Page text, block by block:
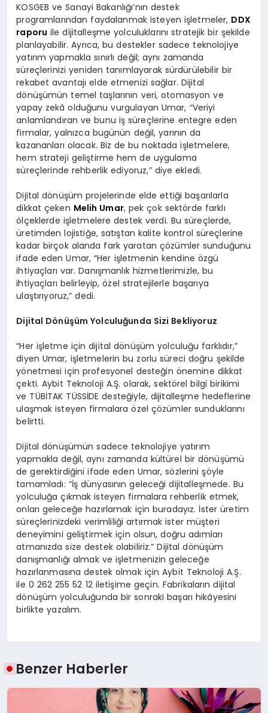
KOSGEB ve Sanayi Bakanlığı’nın destek
programlarından faydalanmak isteyen işletmeler, DDX
raporu ile dijitalleşme yolculuklarını stratejik bir şekilde
planlayabilir. Ayrıca, bu destekler sadece teknolojiye
yatırım yapmakla sınırlı değil; aynı zamanda
süreçlerinizi yeniden tanımlayarak sürdürülebilir bir
rekabet avantajı elde etmenizi sağlar. Dijital
dönüşümün temel taşlarının veri, otomasyon ve
yapay zekâ olduğunu vurgulayan Umar, “Veriyi
anlamlandıran ve bunu iş süreçlerine entegre eden
firmalar, yalnızca bugünün değil, yarının da
kazananları olacak. Biz de bu noktada işletmelere,
hem strateji geliştirme hem de uygulama
süreçlerinde rehberlik ediyoruz,” diye ekledi.
Dijital dönüşüm projelerinde elde ettiği başarılarla
dikkat çeken Melih Umar, pek çok sektörde farklı
ölçeklerde işletmelere destek verdi. Bu süreçlerde,
üretimden lojistiğe, satıştan kalite kontrol süreçlerine
kadar birçok alanda fark yaratan çözümler sunduğunu
ifade eden Umar, “Her işletmenin kendine özgü
ihtiyaçları var. Danışmanlık hizmetlerimizle, bu
ihtiyaçları belirleyip, özel stratejilerle başarıya
ulaştırıyoruz,” dedi.
Dijital Dönüşüm Yolculuğunda Sizi Bekliyoruz
“Her işletme için dijital dönüşüm yolculuğu farklıdır,”
diyen Umar, işletmelerin bu zorlu süreci doğru şekilde
yönetmesi için profesyonel desteğin önemine dikkat
çekti. Aybit Teknoloji A.Ş. olarak, sektörel bilgi birikimi
ve TÜBİTAK TÜSSİDE desteğiyle, dijitalleşme hedeflerine
ulaşmak isteyen firmalara özel çözümler sunduklarını
belirtti.
Dijital dönüşümün sadece teknolojiye yatırım
yapmakla değil, aynı zamanda kültürel bir dönüşümü
de gerektirdiğini ifade eden Umar, sözlerini şöyle
tamamladı: “İş dünyasının geleceği dijitalleşmede. Bu
yolculuğa çıkmak isteyen firmalara rehberlik etmek,
onları geleceğe hazırlamak için buradayız. İster üretim
süreçlerinizdeki verimliliği artırmak ister müşteri
deneyimini geliştirmek için olsun, doğru adımları
atmanızda size destek olabiliriz.” Dijital dönüşüm
danışmanlığı almak ve işletmenizin geleceğe
hazırlanmasına destek olmak için Aybit Teknoloji A.Ş.
ile 0 262 255 52 12 iletişime geçin. Fabrikaların dijital
dönüşüm yolculuğunda bir sonraki başarı hikâyesini
birlikte yazalım.
Benzer Haberler